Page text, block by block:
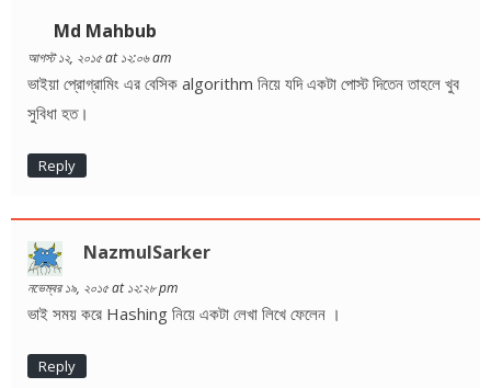
Md Mahbub
আগস্ট ১২, ২০১৫ at ১২:০৬ am
ভাইয়া প্রোগ্রামিং এর বেসিক algorithm নিয়ে যদি একটা পোস্ট দিতেন তাহলে খুব
সুবিধা হত।
Reply
NazmulSarker
নভেম্বর ১৯, ২০১৫ at ১২:২৮ pm
ভাই সময় করে Hashing নিয়ে একটা লেখা লিখে ফেলেন ।
Reply